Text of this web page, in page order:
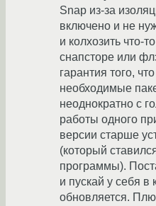
Snap из-за
включено и не
и колхозить что-
снапсторе или
гарантия того,
необходимые
неоднократно с
работы одного
версии старше
(который
программы).
и пускай у себя в
обновляется.